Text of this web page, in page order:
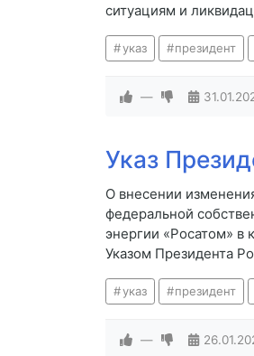
ситуациям и
указ президент
—
Указ
О внесении
федеральной
энергии «Росатом» в
Указом Президента
указ президент
—